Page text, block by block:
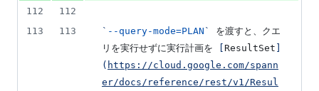
112
112
113
113 ` --query-mode=PLAN `
を渡すと、クエ
リを実行せずに実行計画を
ResultSet
( https://cloud.google.com/spann
er/docs/reference/rest/v1/Resul